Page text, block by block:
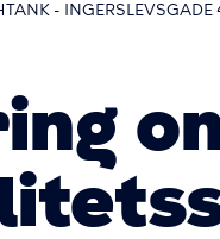
- INGERSLEVSGADE